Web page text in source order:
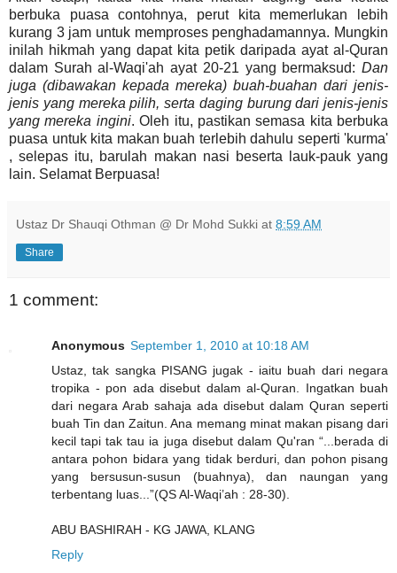
berbuka puasa contohnya, perut kita memerlukan lebih
kurang 3 jam untuk memproses penghadamannya. Mungkin
inilah hikmah yang dapat kita petik daripada ayat al-Quran
dalam Surah al-Waqi'ah ayat 20-21 yang bermaksud: Dan
juga (dibawakan kepada mereka) buah-buahan dari jenis-
jenis yang mereka pilih, serta daging burung dari jenis-jenis
yang mereka ingini. Oleh itu, pastikan semasa kita berbuka
puasa untuk kita makan buah terlebih dahulu seperti 'kurma'
, selepas itu, barulah makan nasi beserta lauk-pauk yang
lain. Selamat Berpuasa!
Ustaz Dr Shauqi Othman @ Dr Mohd Sukki at 8:59 AM
Share
1 comment:
Anonymous September 1, 2010 at 10:18 AM
Ustaz, tak sangka PISANG jugak - iaitu buah dari negara
tropika - pon ada disebut dalam al-Quran. Ingatkan buah
dari negara Arab sahaja ada disebut dalam Quran seperti
buah Tin dan Zaitun. Ana memang minat makan pisang dari
kecil tapi tak tau ia juga disebut dalam Qu'ran “...berada di
antara pohon bidara yang tidak berduri, dan pohon pisang
yang bersusun-susun (buahnya), dan naungan yang
terbentang luas...”(QS Al-Waqi’ah : 28-30).
ABU BASHIRAH - KG JAWA, KLANG
Reply